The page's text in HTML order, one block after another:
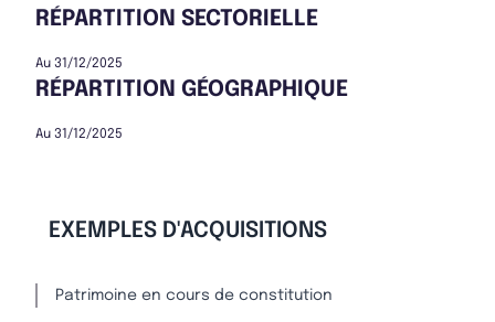
RÉPARTITION SECTORIELLE
Au 31/12/2025
RÉPARTITION GÉOGRAPHIQUE
Au 31/12/2025
EXEMPLES D'ACQUISITIONS
Patrimoine en cours de constitution